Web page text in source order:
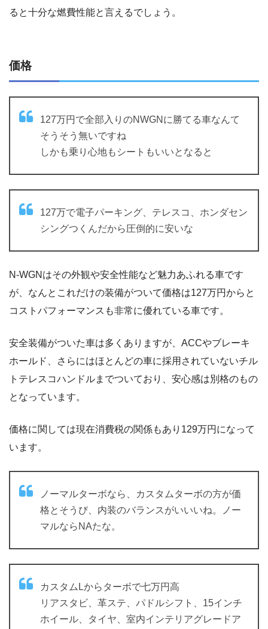
ると十分な燃費性能と言えるでしょう。
価格
127万円で全部入りのNWGNに勝てる車なんて
そうそう無いですね
しかも乗り心地もシートもいいとなると
127万で電子パーキング、テレスコ、ホンダセン
シングつくんだから圧倒的に安いな
N-WGNはその外観や安全性能など魅力あふれる車です
が、なんとこれだけの装備がついて価格は127万円からと
コストパフォーマンスも非常に優れている車です。
安全装備がついた車は多くありますが、ACCやブレーキ
ホールド、さらにはほとんどの車に採用されていないチル
トテレスコハンドルまでついており、安心感は別格のもの
となっています。
価格に関しては現在消費税の関係もあり129万円になって
います。
ノーマルターボなら、カスタムターボの方が価
格とそうび、内装のバランスがいいいね。ノー
マルならNAたな。
カスタムLからターボで七万円高
リアスタビ、革ステ、パドルシフト、15インチ
ホイール、タイヤ、室内インテリアグレードア